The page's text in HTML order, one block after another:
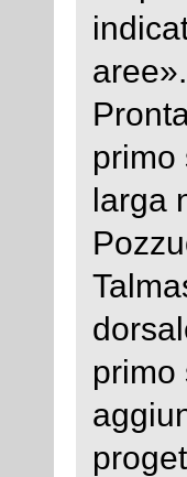
primo
larga
primo